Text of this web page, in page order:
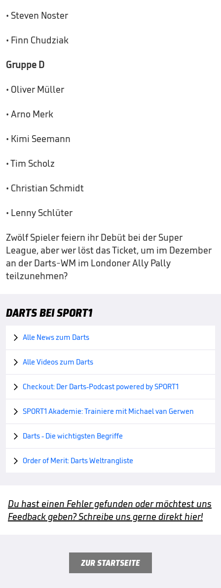
• Steven Noster
• Finn Chudziak
Gruppe D
• Oliver Müller
• Arno Merk
• Kimi Seemann
• Tim Scholz
• Christian Schmidt
• Lenny Schlüter
Zwölf Spieler feiern ihr Debüt bei der Super
League, aber wer löst das Ticket, um im Dezember
an der Darts-WM im Londoner Ally Pally
teilzunehmen?
DARTS BEI SPORT1
 Alle News zum Darts
 Alle Videos zum Darts
 Checkout: Der Darts-Podcast powered by SPORT1
 SPORT1 Akademie: Trainiere mit Michael van Gerwen
 Darts - Die wichtigsten Begriffe
 Order of Merit: Darts Weltrangliste
Du hast einen Fehler gefunden oder möchtest uns
Feedback geben? Schreibe uns gerne direkt hier!
ZUR STARTSEITE